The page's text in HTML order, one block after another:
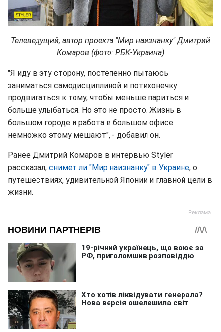
Телеведущий, автор проекта "Мир наизнанку" Дмитрий
Комаров (фото: РБК-Украина)
"Я иду в эту сторону, постепенно пытаюсь
заниматься самодисциплиной и потихонечку
продвигаться к тому, чтобы меньше париться и
больше улыбаться. Но это не просто. Жизнь в
большом городе и работа в большом офисе
немножко этому мешают", - добавил он.
Ранее Дмитрий Комаров в интервью Styler
рассказал, снимет ли "Мир наизнанку" в Украине, о
путешествиях, удивительной Японии и главной цели в
жизни.